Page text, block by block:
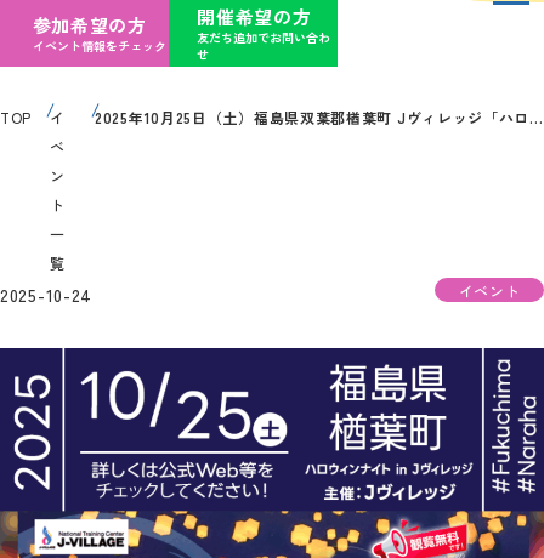
参加希望の方
イベント情報をチェック
開催希望の方
友だち追加でお問い合わ
せ
TOP
イ
ベ
ン
ト
一
覧
2025年10月25日（土）福島県双葉郡楢葉町 Jヴィレッジ「ハロウィンナイト in Jヴィレッジ（主催：株式会社Jヴィレッジ）」が開催されます
2025-10-24 イベント